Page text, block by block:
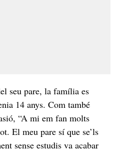
seu pare, la família es
14 anys. Com també
“A mi em fan molts
El meu pare sí que se’ls
sense estudis va acabar